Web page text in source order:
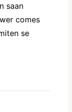
saan
comes
se